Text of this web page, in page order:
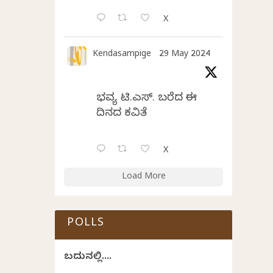
X
Kendasampige 29 May 2024
ಭವ್ಯ ಟಿ.ಎಸ್. ಬರೆದ ಈ
ದಿನದ ಕವಿತೆ
X
Load More
POLLS
ಬದುಕಿನಲ್ಲಿ....